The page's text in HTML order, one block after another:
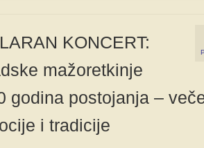
KONCERT:
mažoretkinje
godina postojanja –
i tradicije